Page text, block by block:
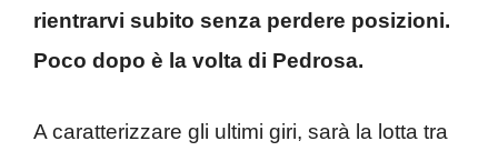
rientrarvi subito senza perdere posizioni.
Poco dopo è la volta di Pedrosa.
A caratterizzare gli ultimi giri, sarà la lotta tra